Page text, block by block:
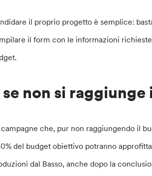
il proprio progetto è semplice:
il form con le informazioni
se non si
che, pur non raggiungendo il
del budget obiettivo potranno
dal Basso, anche dopo la